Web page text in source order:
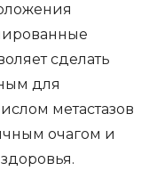
сделать
для
метастазов
очагом и